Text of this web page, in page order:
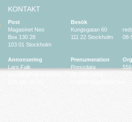
KONTAKT
Post
Magasinet Neo
Box 130 28
103 01 Stockholm
Annonsering
Lars Falk
Besök
Kungsgatan 60
111 22 Stockholm
Prenumeration
Pressdata
08-